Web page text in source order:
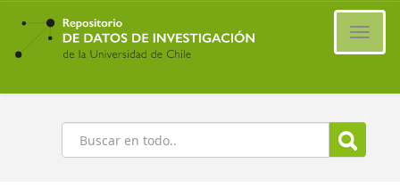
Ir
contenido
principal
Buscar